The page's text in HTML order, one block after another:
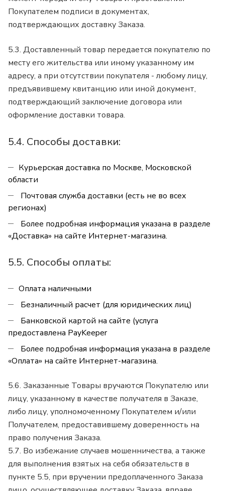
Покупателем подписи в документах,
подтверждающих доставку Заказа.
5.3. Доставленный товар передается покупателю по
месту его жительства или иному указанному им
адресу, а при отсутствии покупателя - любому лицу,
предъявившему квитанцию или иной документ,
подтверждающий заключение договора или
оформление доставки товара.
5.4. Способы доставки:
Курьерская доставка по Москве, Московской
области
Почтовая служба доставки (есть не во всех
регионах)
Более подробная информация указана в разделе
«Доставка» на сайте Интернет-магазина.
5.5. Способы оплаты:
Оплата наличными
Безналичный расчет (для юридических лиц)
Банковской картой на сайте (услуга
предоставлена PayKeeper
Более подробная информация указана в разделе
«Оплата» на сайте Интернет-магазина.
5.6. Заказанные Товары вручаются Покупателю или
лицу, указанному в качестве получателя в Заказе,
либо лицу, уполномоченному Покупателем и/или
Получателем, предоставившему доверенность на
право получения Заказа.
5.7. Во избежание случаев мошенничества, а также
для выполнения взятых на себя обязательств в
пункте 5.5, при вручении предоплаченного Заказа